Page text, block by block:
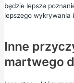
będzie lepsze
lepszego wykrywania
Inne
martwego